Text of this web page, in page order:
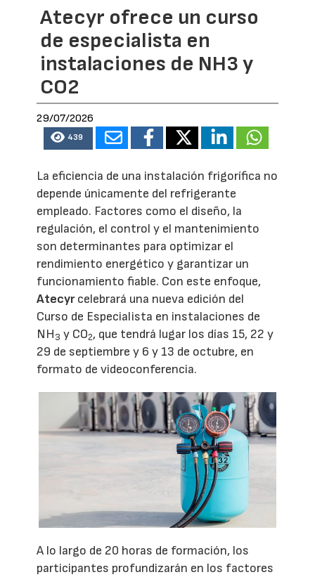
Atecyr ofrece un curso
de especialista en
instalaciones de NH3 y
CO2
29/07/2026
439
La eficiencia de una instalación frigorífica no
depende únicamente del refrigerante
empleado. Factores como el diseño, la
regulación, el control y el mantenimiento
son determinantes para optimizar el
rendimiento energético y garantizar un
funcionamiento fiable. Con este enfoque,
Atecyrcelebrará una nueva edición del
Curso de Especialista en instalaciones de
NH3 y CO2, que tendrá lugar los días 15, 22 y
29 de septiembre y 6 y 13 de octubre, en
formato de videoconferencia.
A lo largo de 20 horas de formación, los
participantes profundizarán en los factores